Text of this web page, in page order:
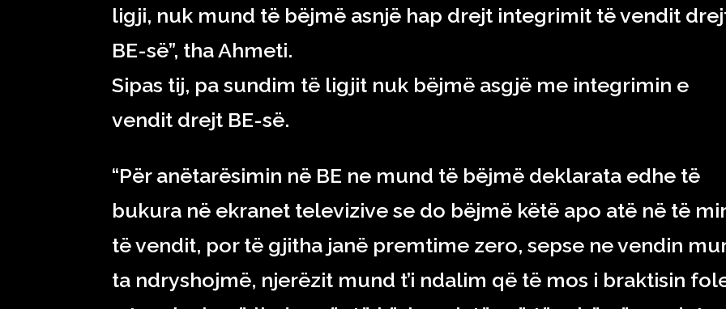
ligji, nuk mund të bëjmë asnjë hap drejt integrimit të vendit
BE-së”, tha Ahmeti.
Sipas tij, pa sundim të ligjit nuk bëjmë asgjë me integrimin e
vendit drejt BE-së.
“Për anëtarësimin në BE ne mund të bëjmë deklarata edhe të
bukura në ekranet televizive se do bëjmë këtë apo atë në të
të vendit, por të gjitha janë premtime zero, sepse ne vendin
ta ndryshojmë, njerëzit mund t’i ndalim që të mos i braktisin